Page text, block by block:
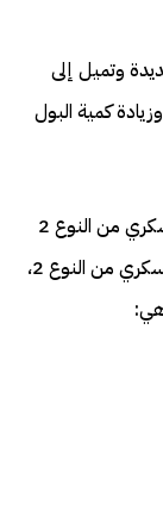
أعراض داء السكري من النوع 1 شديدة وتميل إلى
كمية البول
في المقابل، يعرف حوالي نصف المصابين بداء السكري من النوع 2
أنهم بدون أعراض أو حتى أعراض. مع مرض السكري من النوع 2،
هي: